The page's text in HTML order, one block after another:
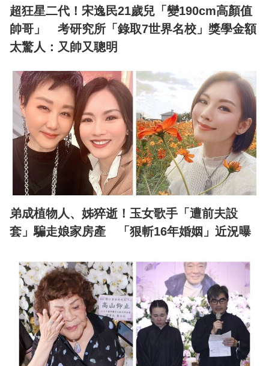
超狂星二代！宋逸民21歲兒「變190cm高顏值
帥哥」 考研究所「錄取7世界名校」獎學金額
太驚人：又帥又聰明
弟成植物人、姊猝逝！玉女歌手「遭前夫設
套」騙走娘家房產 「狠斬16年婚姻」近況曝